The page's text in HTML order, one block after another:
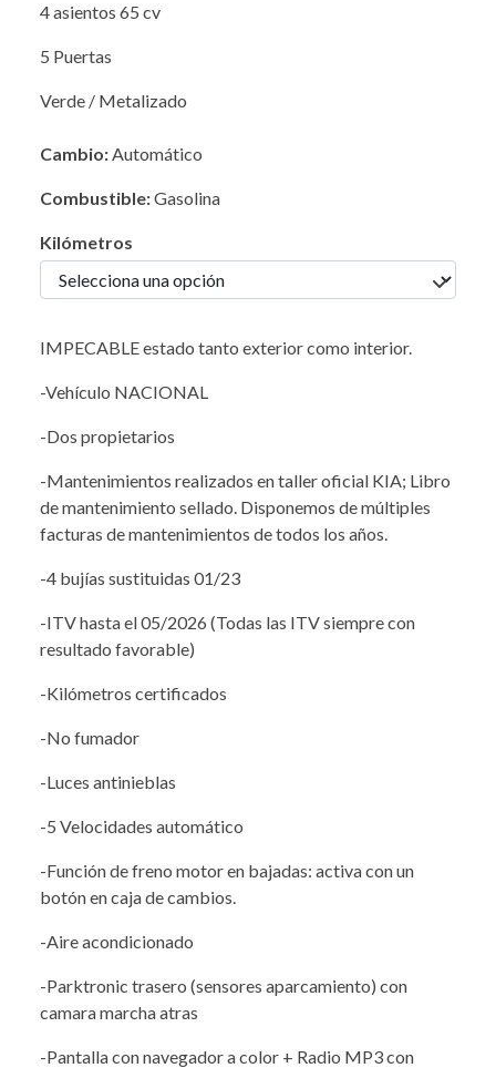
4 asientos 65 cv
5 Puertas
Verde / Metalizado
Cambio: Automático
Combustible:Gasolina
Kilómetros
IMPECABLE estado tanto exterior como interior.
-Vehículo NACIONAL
-Dos propietarios
-Mantenimientos realizados en taller oficial KIA; Libro
de mantenimiento sellado. Disponemos de múltiples
facturas de mantenimientos de todos los años.
-4 bujías sustituidas 01/23
-ITV hasta el 05/2026 (Todas las ITV siempre con
resultado favorable)
-Kilómetros certificados
-No fumador
-Luces antinieblas
-5 Velocidades automático
-Función de freno motor en bajadas: activa con un
botón en caja de cambios.
-Aire acondicionado
-Parktronic trasero (sensores aparcamiento) con
camara marcha atras
-Pantalla con navegador a color + Radio MP3 con